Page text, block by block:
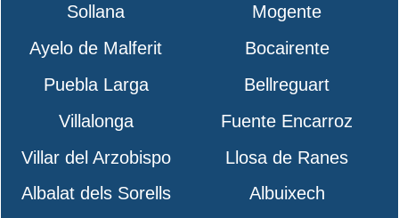
Sollana
Mogente
Ayelo de Malferit
Bocairente
Puebla Larga
Bellreguart
Villalonga
Fuente Encarroz
Villar del Arzobispo
Llosa de Ranes
Albalat dels Sorells
Albuixech